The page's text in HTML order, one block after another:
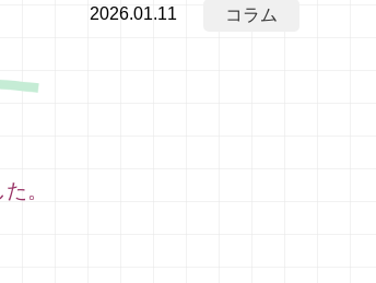
2026.01.11 コラム
。